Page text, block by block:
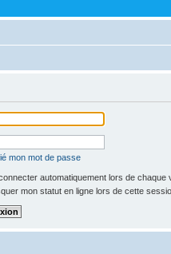
mon mot de passe
automatiquement lors de chaque
mon statut en ligne lors de cette